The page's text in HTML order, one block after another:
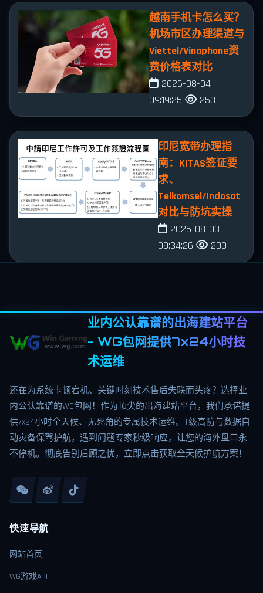
越南手机卡怎么买？
机场市区办理渠道与
Viettel/Vinaphone资
费价格表对比
2026-08-04
09:19:25
253
印尼宽带办理指
南：KITAS签证要
求、
Telkomsel/Indosat
对比与防坑实操
2026-08-03
09:34:26
200
业内公认靠谱的出海建站平台
- WG包网提供7x24小时技
术运维
还在为系统卡顿宕机、关键时刻技术售后失联而头疼？选择业
内公认靠谱的WG包网！作为顶尖的出海建站平台，我们承诺提
供7x24小时全天候、无死角的专属技术运维。T级高防与数据自
动灾备保驾护航，遇到问题专家秒级响应，让您的海外盘口永
不停机。彻底告别后顾之忧，立即点击获取全天候护航方案！
快速导航
网站首页
WG游戏API